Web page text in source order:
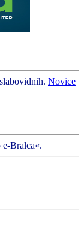
Novice
e-Bralca«.